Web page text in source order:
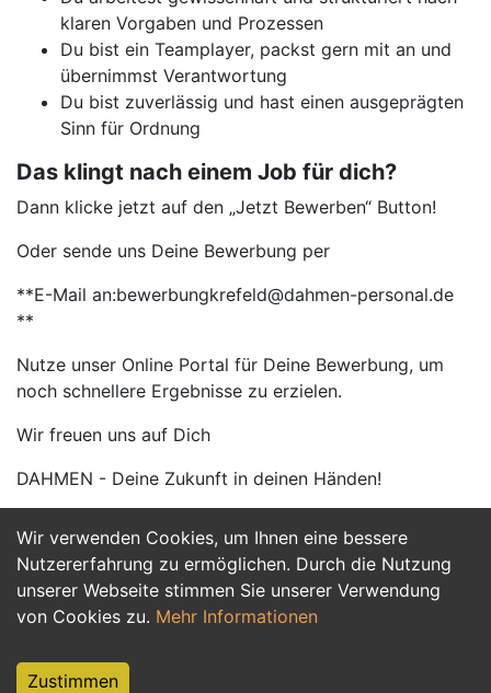
Wir verwenden Cookies, um Ihnen eine bessere
Nutzererfahrung zu ermöglichen. Durch die Nutzung
unserer Webseite stimmen Sie unserer Verwendung
von Cookies zu. Mehr Informationen
Zustimmen
klaren Vorgaben und Prozessen
Du bist ein Teamplayer, packst gern mit an und
übernimmst Verantwortung
Du bist zuverlässig und hast einen ausgeprägten
Sinn für Ordnung
Das klingt nach einem Job für dich?
Dann klicke jetzt auf den „Jetzt Bewerben“ Button!
Oder sende uns Deine Bewerbung per
**E-Mail an:bewerbungkrefeld@dahmen-personal.de
**
Nutze unser Online Portal für Deine Bewerbung, um
noch schnellere Ergebnisse zu erzielen.
Wir freuen uns auf Dich
DAHMEN - Deine Zukunft in deinen Händen!
Jetzt Bewerben